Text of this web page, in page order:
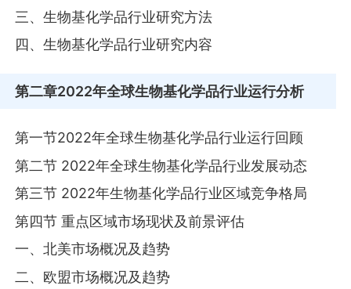
三、生物基化学品行业研究方法
四、生物基化学品行业研究内容
第二章2022年全球生物基化学品行业运行分析
第一节2022年全球生物基化学品行业运行回顾
第二节 2022年全球生物基化学品行业发展动态
第三节 2022年生物基化学品行业区域竞争格局
第四节 重点区域市场现状及前景评估
一、北美市场概况及趋势
二、欧盟市场概况及趋势